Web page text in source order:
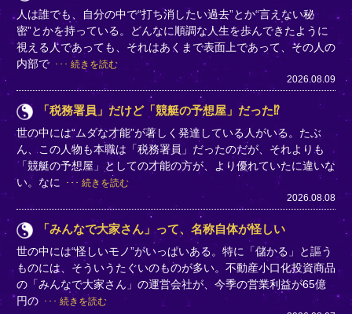
人は誰でも、自分の中で“打ち消したい過去”とか“言えない秘
密”とかを持っている。どんなに順調な人生を歩んできたように
視える人であっても、それはあくまで表面上であって、その人の
内部で
続きを読む
2026.08.09
「税務署員」だけど「競艇の予想屋」だった⁉
世の中には“ムダな才能”が著しく発達している人がいる。たぶ
ん、この人物も本職は「税務署員」だったのだが、それよりも
「競艇の予想屋」としての才能の方が、より優れていたに違いな
い。なに
続きを読む
2026.08.08
「みんなで大家さん」って、名称自体が怪しい
世の中には“怪しいモノ”がいっぱいある。特に「儲かる」と謳う
ものには、そういうたぐいのものが多い。不動産小口化投資商品
の「みんなで大家さん」の運営会社が、今季の営業利益が65億
円の
続きを読む